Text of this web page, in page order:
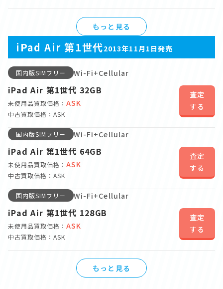
もっと見る
iPad Air 第1世代2013年11月1日発売
国内版SIMフリー Wi-Fi+Cellular
iPad Air 第1世代 32GB
未使用品買取価格： ASK
中古買取価格：ASK
査定
する
国内版SIMフリー Wi-Fi+Cellular
iPad Air 第1世代 64GB
未使用品買取価格： ASK
中古買取価格：ASK
査定
する
国内版SIMフリー Wi-Fi+Cellular
iPad Air 第1世代 128GB
未使用品買取価格： ASK
中古買取価格：ASK
査定
する
もっと見る